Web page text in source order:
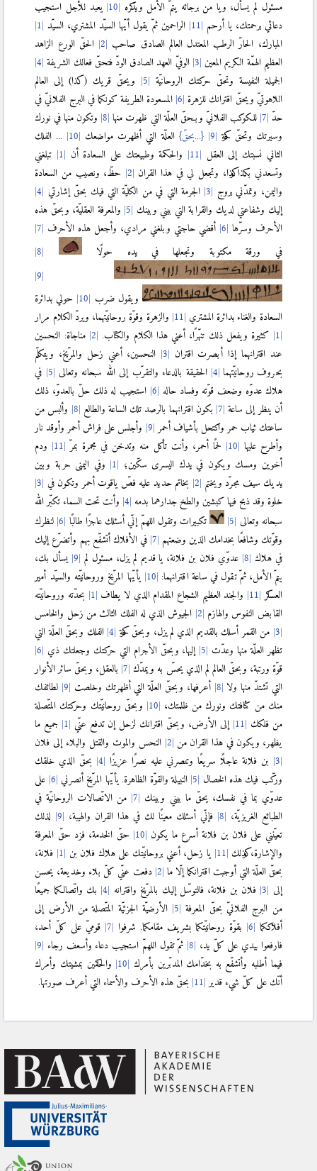
مسئول لم يسأل، ويا من برجائه يتمّ الأمل ويذكره
يعبد للأجل استجيب
دعائي برحمتك، يا أرحم
الراحمين ثمّ يقول أيّها السيّد المشتري، السيّد
المبارك، الحارّ الرطب المعتدل العالم الصادق صاحب
الحقّ الورع الزاهد
العظيم الهمّة الكريم المعين
الوفيّ العهد الصادق الودّ فتحقّ فعالك الشريفة
الجميلة النفيسة وتحقّ حركتك الروحانيّة
ويحقّ قريك (كذا) إلى العالم
اللاهوتيّ ويحقّ اقترانك للزهرة
المسعودة الطريفة كونكما في البرج الفلانيّ في
حدّ
للكوكب الفلانيّ وبـحقّ العلّة التي ظهرت منها
وتكون منها في نورك
وسيرتك وتحقّ حركة
{...بحقّ} العلّة التي أظهرت مواضعك
... الفلك
الثاني نسبتك إلى العقل
والحكمة وطبيعتك على السعادة أن
تبلغني
وتسعدني بكذا وكذا، وتجعل لي في هذا القران
حظّ، ونصيب من السعادة
واليمن، وتمدّني بروج
الجرمة التي في من الكليّة التي فيك بحقّ إشارتي
إليك وشفاعتي لديك والقرابة التي بيني وبينك
والمعرفة العقليّة، وبحقّ هذه
الأحرف وسرّها
أقضي حاجتي وبلغني مرادي، وأجعل هذه الأحرف
في ورقة مكتوبة وتجعلها في يده حولًا
ويقول ضرب
حولي بدائرة
السعادة والغناء بدائرة المشتري
والزهرة وقوّة روحانيّتهما، ويردّ الكلام مرار
كثيرة ويفعل ذلك تنهّرًا، أعني هذا الكلام والكتاب.
مناجاة: النحسين
عند اقترانهما إذا أبصرت اقتران
النحسين، أعني زحل والمرّيخ، ويتكلّم
بحروف روحانيّتهما
الحقيقة بالدعاء والتقرّب إلى الله سبحانه وتعالى
في
هلاك عدوّه وضعف قوّته وفساد حاله
استجيب له ذلك حلّ بالعدوّ، ذلك
أن ينظر إلى ساعة
بكون اقترانهما بالرصد تلك الساعة والطالع
وألبس من
ساعتك ثياب حمر واكتحل بأشياف أحمر
وأجلس على فراش أحمر وأوقد نار
وأطرح عليها
لحمًا أحمر، وأنت تأكل منه وتدخن في مجمرة بمرّ
ودم
أخوين ومسك ويكون في يدك اليسرى سكّين؛
وفي اليمنى حربة وبين
يديك سيف مجرّد ويختم
بخاتم حديد عليه فصّ ياقوت أحمر وتكون في
خلوة وقد ذبح فيها كبشين والطخ جدارهما بدمه
وأنت تحت السماء تكبّر الله
سبحانه وتعالى
تكبيرات وتقول اللهمّ إنّي أسئلك عاجزًا طالبًا
لنظرك
وقوّتك وشافعًا بخدامك الذين وضعتهم
في الأفلاك أتشفّع بهم وأتضرّع إليك
في هلاك
عدوّي فلان بن فلانة، يا قديم لم يزل، مسئول لم
يسأل بك،
يتمّ الأمل، ثمّ تقول في ساعة اقترانهما:
يأيّها المرّيخ وروحانيّته والسيّد أمير
العساكر
والجند العظيم الشجاع المقدام الذي لا يطاف
بحدّته وروحانيّته
القابض النفوس والهازم
الجيوش الذي له الفلك الثالث من زحل والخامس
من القمر أسلك بالقديم الذي لم يزل، وبحقّ حركة
الفلك وبحقّ العلّة التي
تظهر العلّة منها وعدّت
إليها، وبحقّ الأجرام التي حركتك وجعلتك ذي
قوّة ورتبة، وبحقّ العالم لم الذي يحسّ به ويمدّك
بالعقل، وبحقّ سائر الأنوار
التي تشتدّ منها ولا
أعرفها، وبحقّ العلّة التي أظهرتك وخلصت
لطائفك
منك من كثافتك ونورك من ظلمتك،
وبحقّ روحانيّتك وحركتك المتّصلة
من فلكك
إلى الأرض، وبحقّ اقترانك لزحل إن تدفع عنّي
جميع ما
يظهر، ويكون في هذا القران من
النحس والموت والقتل والبلاء إلى فلان
بن فلانة عاجلًا سريعًا وتنصرني عليه نصرًا عزيزًا
بحقّ الذي خلقك
وركّب فيك هذه الخصال
النبيلة والقوّة الظاهرة. يأيّها المرّيخ أنصرني
على
عدوّي بما في نفسك، يحقّ ما بيني وبينك
من الاتّصالات الروحانيّة في
الطبائع الغريزيّة،
فإنّي أسئلك معينًا لك في هذا القران والهيبة،
لذلك
تعيّنني على فلان بن فلانة أسرع ما يكون
حقّ الخدمة، فزد حقّ المعرفة
والإشارة، وكذلك
يا زحل، أعني بروحانيّتك على هلاك فلان بن
فلانة،
بحقّ العلّة التي أوجبت اقترانكما إلّا ما
دفعت عنّي كلّ بلاء وخديعة، يحسن
إلى
فلان بن فلانة، فالتوسّل إليك بالمرّيخ واقترانه
بك واتّصالكما جميعًا
من البرج الفلانيّ بحقّ المعرفة
الأرضيّة الجزئيّة المتّصلة من الأرض إلى
أفلاككما
بقوّة روحانيّتكما بشريف مقامكما. شرفوا
قوميّ على كلّ أحد،
فارفعوا بيدي على كلّ يد،
ثمّ تقول اللهمّ استجيب دعاء وأسعف رجاء
فيما أطلبه وأتشفّع به بخدّامك المدبّرين بأمرك
والحاكمين بمشيتك وأمرك
أنّك على كلّ شيء قدير
بحقّ هذه الأحرف والأسماء التي أعرف صورتها.